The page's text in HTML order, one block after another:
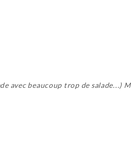
avec beaucoup trop de salade...)